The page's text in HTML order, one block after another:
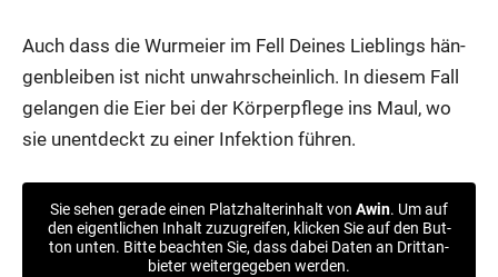
Auch dass die Wurm­ei­er im Fell Dei­nes Lieb­lings hän­
gen­blei­ben ist nicht unwahr­schein­lich. In die­sem Fall
gelan­gen die Eier bei der Kör­per­pfle­ge ins Maul, wo
sie unent­deckt zu einer Infek­ti­on füh­ren.
Sie sehen gera­de einen Platz­hal­ter­in­halt von Awin. Um auf
den eigent­li­chen Inhalt zuzu­grei­fen, kli­cken Sie auf den But­
ton unten. Bit­te beach­ten Sie, dass dabei Daten an Dritt­an­
bie­ter wei­ter­ge­ge­ben wer­den.